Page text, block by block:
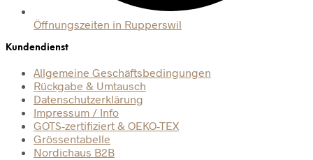
Öffnungszeiten in Rupperswil
Kundendienst
Allgemeine Geschäftsbedingungen
Rückgabe & Umtausch
Datenschutzerklärung
Impressum / Info
GOTS-zertifiziert & OEKO-TEX
Grössentabelle
Nordichaus B2B